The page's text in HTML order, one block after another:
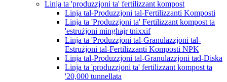
Linja ta 'produzzjoni ta' fertilizzant kompost
Linja tal-Produzzjoni tal-Fertilizzanti Komposti
Linja ta 'Produzzjoni ta' Fertilizzant kompost ta
'estrużjoni mingħajr tnixxif
Linja ta 'Produzzjoni tal-Granulazzjoni tal-
Estrużjoni tal-Fertilizzanti Komposti NPK
Linja tal-Produzzjoni tal-Granulazzjoni tad-Diska
Linja ta 'produzzjoni ta' fertilizzant kompost ta
'20,000 tunnellata